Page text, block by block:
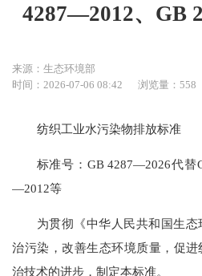
4287—2012、GB
来源：生态环境部
时间：2026-07-06 08:42
浏览量：558
纺织工业水污染物排放标准
标准号：GB 4287—2026代替
—2012等
为贯彻《中华人民共和国生
治污染，改善生态环境质量，促
治技术的进步，制定本标准。